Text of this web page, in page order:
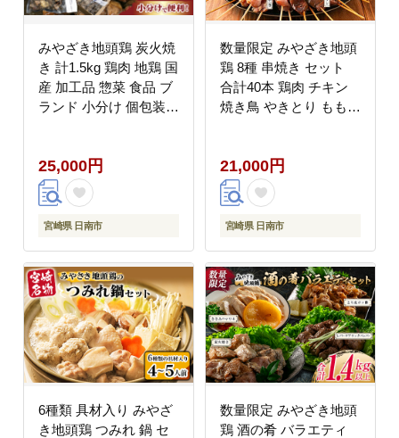
みやざき地頭鶏 炭火焼
き 計1.5kg 鶏肉 地鶏 国
産 加工品 惣菜 食品 ブ
ランド 小分け 個包装
つまみ 晩ご飯 簡単調理
レンチン お取り寄せ グ
ルメ 名物 ご当地 宮崎
県 日南市 送料無料 お
評価★日南市 はなまる
和農場 日南市トリ肉
_E35-22
25,000円
宮崎県 日南市
数量限定 みやざき地頭
鶏 8種 串焼き セット
合計40本 鶏肉 チキン
焼き鳥 やきとり もも串
BBQ おかず おつまみ
お弁当 冷凍 たれ 塩 人
気 おすすめ 簡単調理
記念日 お取り寄せ グル
無料 はなまる和農場
_DA22-23
21,000円
宮崎県 日南市
6種類 具材入り みやざ
き地頭鶏 つみれ 鍋 セ
数量限定 みやざき地頭
鶏 酒の肴 バラエティ